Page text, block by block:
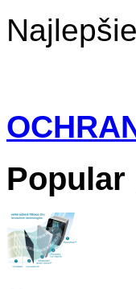
Najlepšie
Popular